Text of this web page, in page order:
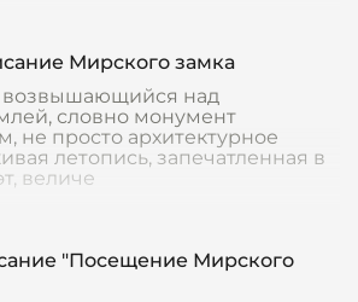
Мирского замка
возвышающийся над
словно монумент
не просто архитектурное
летопись, запечатленная в
величе
"Посещение Мирского